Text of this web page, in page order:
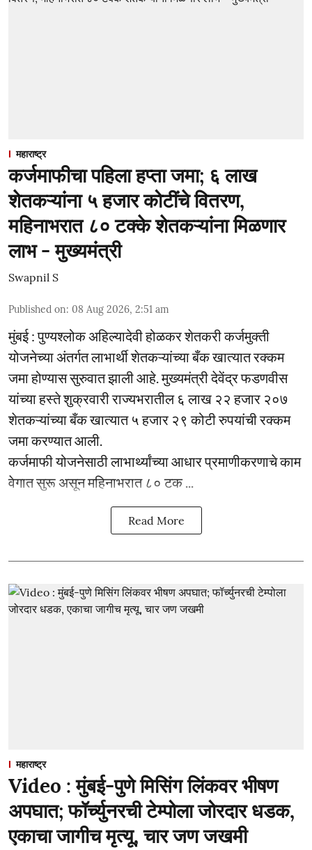
महाराष्ट्र
कर्जमाफीचा पहिला हप्ता जमा; ६ लाख
शेतकऱ्यांना ५ हजार कोटींचे वितरण,
महिनाभरात ८० टक्के शेतकऱ्यांना मिळणार
लाभ - मुख्यमंत्री
Swapnil S
Published on: 08 Aug 2026, 2:51 am
मुंबई : पुण्यश्लोक अहिल्यादेवी होळकर शेतकरी कर्जमुक्ती
योजनेच्या अंतर्गत लाभार्थी शेतकऱ्यांच्या बँक खात्यात रक्कम
जमा होण्यास सुरुवात झाली आहे. मुख्यमंत्री देवेंद्र फडणवीस
यांच्या हस्ते शुक्रवारी राज्यभरातील ६ लाख २२ हजार २०७
शेतकऱ्यांच्या बँक खात्यात ५ हजार २९ कोटी रुपयांची रक्कम
जमा करण्यात आली.
कर्जमाफी योजनेसाठी लाभार्थ्यांच्या आधार प्रमाणीकरणाचे काम
वेगात सुरू असून महिनाभरात ८० टक ...
Read More
महाराष्ट्र
Video : मुंबई-पुणे मिसिंग लिंकवर भीषण
अपघात; फॉर्च्युनरची टेम्पोला जोरदार धडक,
एकाचा जागीच मृत्यू, चार जण जखमी